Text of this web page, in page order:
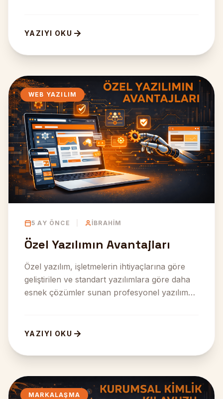
YAZIYI OKU
WEB YAZILIM
5 AY ÖNCE İBRAHIM
Özel Yazılımın Avantajları
Özel yazılım, işletmelerin ihtiyaçlarına göre
geliştirilen ve standart yazılımlara göre daha
esnek çözümler sunan profesyonel yazılım
YAZIYI OKU
MARKALAŞMA